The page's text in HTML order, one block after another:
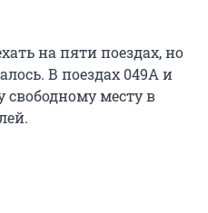
на пяти поездах, но
В поездах 049А и
свободному месту в